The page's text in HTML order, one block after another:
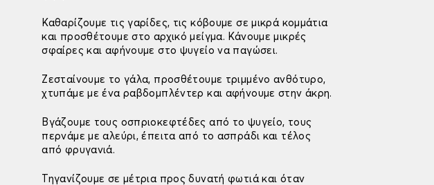
Καθαρίζουμε τις γαρίδες, τις κόβουμε σε μικρά κομμάτια
και προσθέτουμε στο αρχικό μείγμα. Κάνουμε μικρές
σφαίρες και αφήνουμε στο ψυγείο να παγώσει.
Ζεσταίνουμε το γάλα, προσθέτουμε τριμμένο ανθότυρο,
χτυπάμε με ένα ραβδομπλέντερ και αφήνουμε στην άκρη.
Βγάζουμε τους οσπριοκεφτέδες από το ψυγείο, τους
περνάμε με αλεύρι, έπειτα από το ασπράδι και τέλος
από φρυγανιά.
Τηγανίζουμε σε μέτρια προς δυνατή φωτιά και όταν